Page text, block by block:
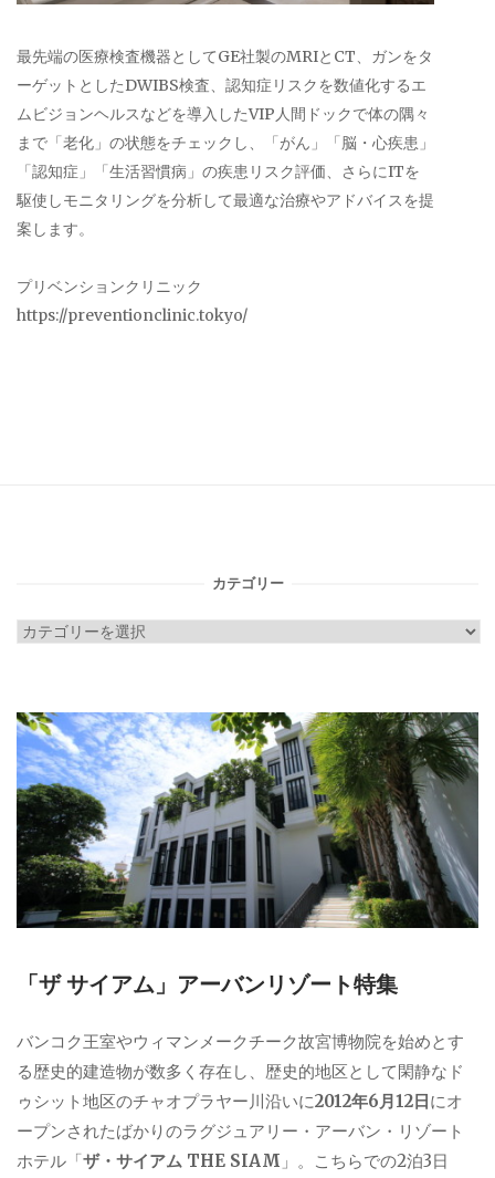
最先端の医療検査機器としてGE社製のMRIとCT、ガンをタ
ーゲットとしたDWIBS検査、認知症リスクを数値化するエ
ムビジョンヘルスなどを導入したVIP人間ドックで体の隅々
まで「老化」の状態をチェックし、「がん」「脳・心疾患」
「認知症」「生活習慣病」の疾患リスク評価、さらにITを
駆使しモニタリングを分析して最適な治療やアドバイスを提
案します。
プリベンションクリニック
https://preventionclinic.tokyo/
カテゴリー
カ
リ
ー
「ザ サイアム」アーバンリゾート特集
バンコク王室やウィマンメークチーク故宮博物院を始めとす
る歴史的建造物が数多く存在し、歴史的地区として閑静なド
ゥシット地区のチャオプラヤー川沿いに2012年6月12日にオ
ープンされたばかりのラグジュアリー・アーバン・リゾート
ホテル「ザ・サイアム THE SIAM 」。こちらでの2泊3日